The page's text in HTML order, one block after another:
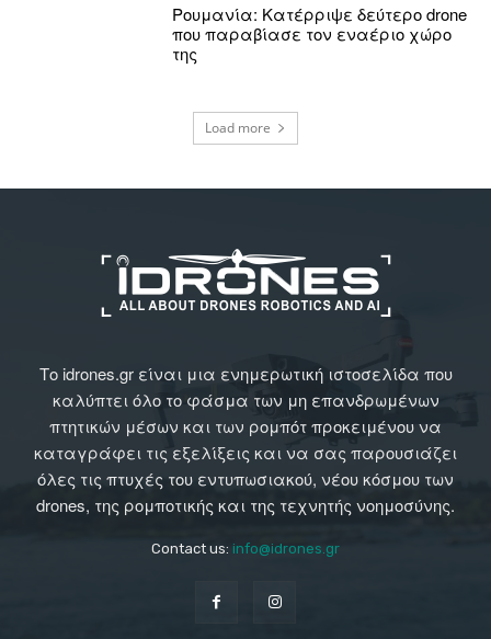
Ρουμανία: Κατέρριψε δεύτερο drone
που παραβίασε τον εναέριο χώρο
της
Load more
Το idrones.gr είναι μια ενημερωτική ιστοσελίδα που
καλύπτει όλο το φάσμα των μη επανδρωμένων
πτητικών μέσων και των ρομπότ προκειμένου να
καταγράφει τις εξελίξεις και να σας παρουσιάζει
όλες τις πτυχές του εντυπωσιακού, νέου κόσμου των
drones, της ρομποτικής και της τεχνητής νοημοσύνης.
Contact us: info@idrones.gr